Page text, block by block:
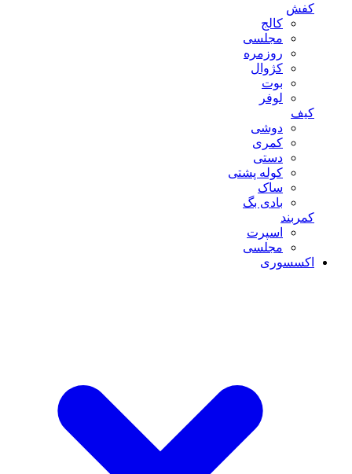
کفش
کالج
مجلسی
روزمره
کژوال
بوت
لوفر
کیف
دوشی
کمری
دستی
کوله پشتی
ساک
بادی بگ
کمربند
اسپرت
مجلسی
اکسسوری